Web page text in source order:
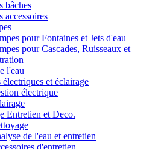
bâches
accessoires
pour Fontaines et Jets d'eau
pour Cascades, Ruisseaux et
l'eau
électriques et éclairage
électrique
Entretien et Deco.
de l'eau et entretien
d'entretien